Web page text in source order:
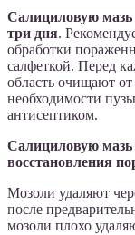
Салициловую мазь
три дня.
обработки
салфеткой. Перед
область очищают
необходимости
антисептиком.
Салициловую
восстановления
Мозоли удаляют
после
мозоли плохо